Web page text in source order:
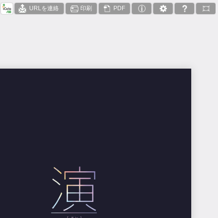
URLを連絡 印刷 PDF